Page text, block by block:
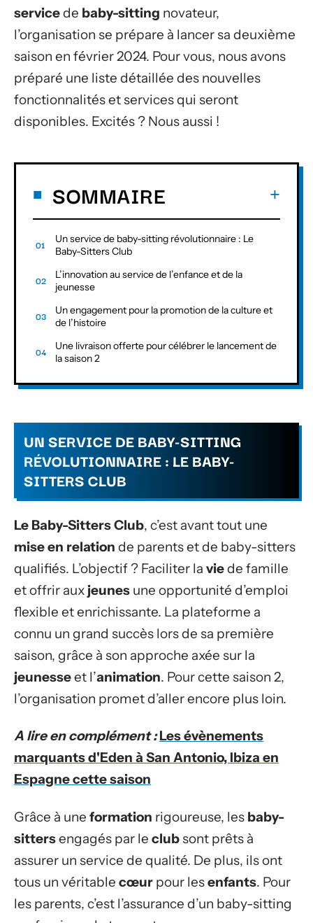
servicede baby-sitting novateur,
l’organisation se prépare à lancer sa deuxième
saison en février 2024. Pour vous, nous avons
préparé une liste détaillée des nouvelles
fonctionnalités et services qui seront
disponibles. Excités ? Nous aussi !
SOMMAIRE
Un service de baby-sitting révolutionnaire : Le
Baby-Sitters Club
L’innovation au service de l’enfance et de la
jeunesse
Un engagement pour la promotion de la culture et
de l’histoire
Une livraison offerte pour célébrer le lancement de
la saison 2
UN SERVICE DE BABY-SITTING
RÉVOLUTIONNAIRE : LE BABY-
SITTERS CLUB
Le Baby-Sitters Club, c’est avant tout une
mise en relation de parents et de baby-sitters
qualifiés. L’objectif ? Faciliter la viede famille
et offrir aux jeunes une opportunité d’emploi
flexible et enrichissante. La plateforme a
connu un grand succès lors de sa première
saison, grâce à son approche axée sur la
jeunesseet l’animation. Pour cette saison 2,
l’organisation promet d’aller encore plus loin.
A lire en complément : Les évènements
marquants d'Eden à San Antonio, Ibiza en
Espagne cette saison
Grâce à une formation rigoureuse, les baby-
sittersengagés par le clubsont prêts à
assurer un service de qualité. De plus, ils ont
tous un véritable cœur pour lesenfants. Pour
les parents, c’est l’assurance d’un baby-sitting